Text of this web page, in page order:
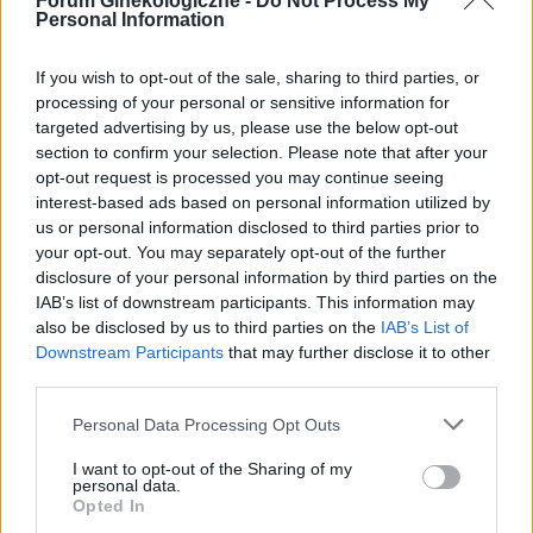
Personal Information
If you wish to opt-out of the sale, sharing to third parties, or
processing of your personal or sensitive information for
targeted advertising by us, please use the below opt-out
section to confirm your selection. Please note that after your
opt-out request is processed you may continue seeing
interest-based ads based on personal information utilized by
us or personal information disclosed to third parties prior to
your opt-out. You may separately opt-out of the further
disclosure of your personal information by third parties on the
IAB’s list of downstream participants. This information may
also be disclosed by us to third parties on the IAB’s List of
Downstream Participants that may further disclose it to other
Personal Data Processing Opt Outs
I want to opt-out of the Sharing of my
personal data.
Opted In
Proszę o pomocy co to jest?
ale coś się zmieniło. Zauważyłam dzień temu.
Te brodawki (albo nie wiem jak to nazwać) są
twarde. Wcześniej one już były, ale NIE były
twarde i były mniejsze więc to wyglądało jak
zwykła mała warga sromowa. Mam 18 lat,
stosunku żadnego nie miałam, pójść do
ginekologa teraz nie mogę a bardzo się boję co
to jest?? Cokolwiek co tam robiłam to tylko
palcami i nic więcej, ręki zawsze myję przed tym
jak dotknąć się. Proszę o pomoc będę
wdzięczna
Forum:Wstydliwe dolegliwości
emilia7423
Hpv czy coś innego?
Hej, Od 2024 mam takie zmiany na wardze
sromowej, nie wyszły od razu. Z tego co kojarzę
to wychodziły albo po zacięciu maszynką albo
wyciskaniu białej mazi ( łój) Byłam u ginekologa
brodawka i nie ma się czym martwić, ale
aktualnie mam już 4 i jednak idę do dermatologa.
POWIĄZANE